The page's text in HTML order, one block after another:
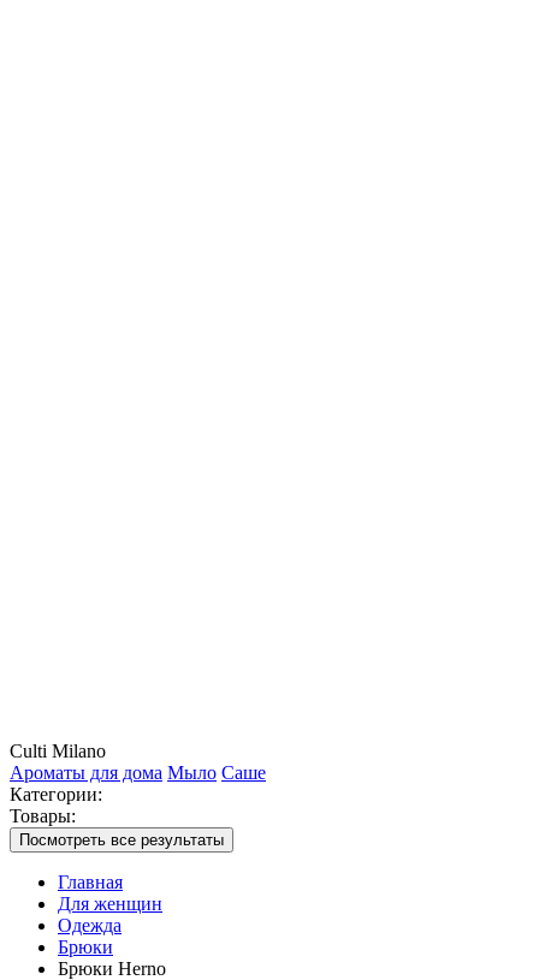
Culti Milano
Ароматы для дома Мыло Саше
Категории:
Товары:
Посмотреть все результаты
Главная
Для женщин
Одежда
Брюки
Брюки Herno